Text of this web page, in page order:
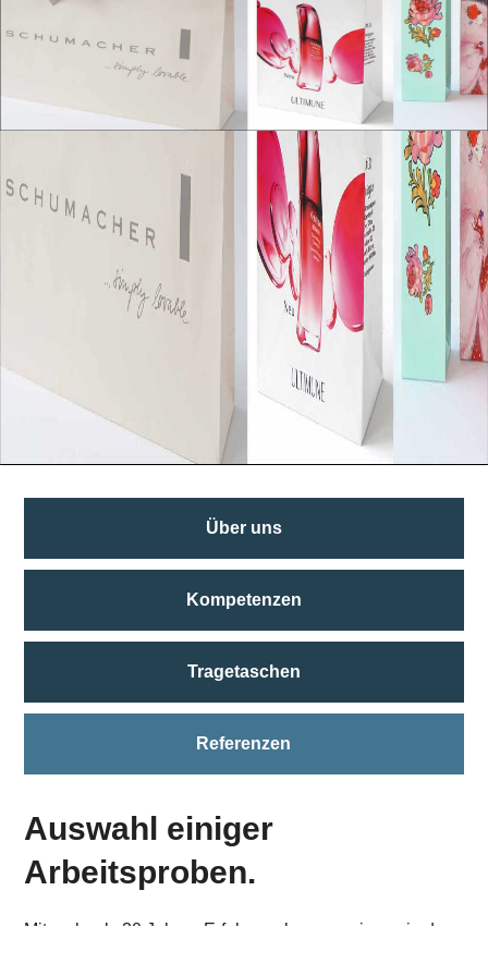
Über uns
Kompetenzen
Tragetaschen
Referenzen
Auswahl einiger
Arbeitsproben.
Mit mehr als 30 Jahren Erfahrung kennen wir uns in der